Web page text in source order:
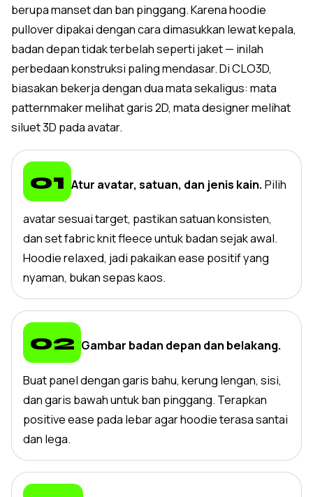
berupa manset dan ban pinggang. Karena hoodie
pullover dipakai dengan cara dimasukkan lewat kepala,
badan depan tidak terbelah seperti jaket — inilah
perbedaan konstruksi paling mendasar. Di CLO3D,
biasakan bekerja dengan dua mata sekaligus: mata
patternmaker melihat garis 2D, mata designer melihat
siluet 3D pada avatar.
Atur avatar, satuan, dan jenis kain.Pilih
avatar sesuai target, pastikan satuan konsisten,
dan set fabric knit fleece untuk badan sejak awal.
Hoodie relaxed, jadi pakaikan ease positif yang
nyaman, bukan sepas kaos.
Gambar badan depan dan belakang.
Buat panel dengan garis bahu, kerung lengan, sisi,
dan garis bawah untuk ban pinggang. Terapkan
positive ease pada lebar agar hoodie terasa santai
dan lega.